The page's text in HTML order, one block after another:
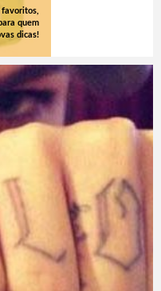
favoritos,
quem
dicas!